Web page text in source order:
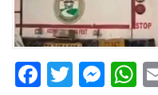
Facebook
Twitter